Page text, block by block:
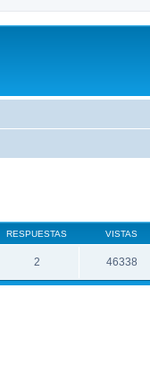
RESPUESTAS VISTAS
2 46338